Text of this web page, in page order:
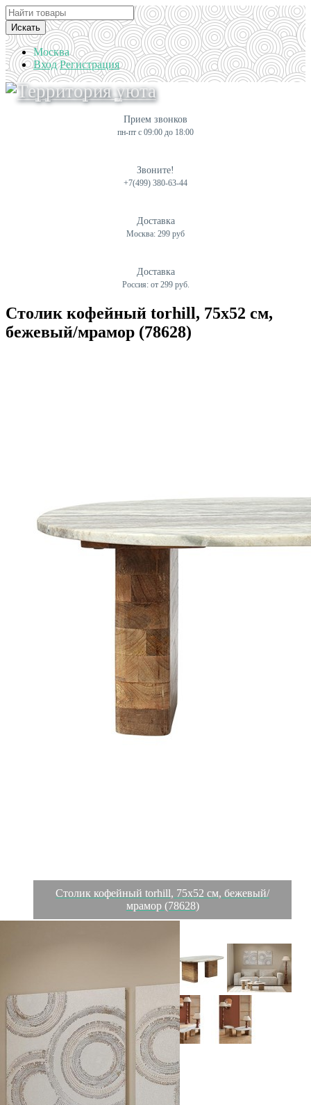
Искать
Москва
Вход Регистрация
Прием звонков
пн-пт с 09:00 до 18:00
Звоните!
+7(499) 380-63-44
Доставка
Москва: 299 руб
Доставка
Россия: от 299 руб.
Столик кофейный torhill, 75х52 см,
бежевый/мрамор (78628)
Столик кофейный torhill, 75х52 см, бежевый/
мрамор (78628)
Обзор
Характеристики
Отзывы0